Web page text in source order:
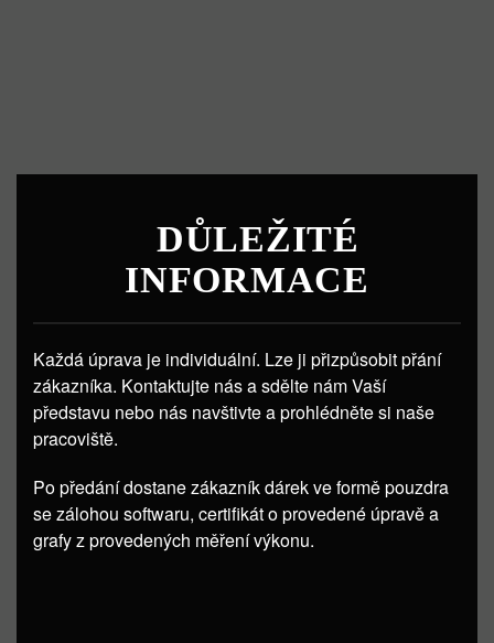
DŮLEŽITÉ
INFORMACE
Každá úprava je individuální. Lze ji přizpůsobit přání
zákazníka. Kontaktujte nás a sdělte nám Vaší
představu nebo nás navštivte a prohlédněte si naše
pracoviště.
Po předání dostane zákazník dárek ve formě pouzdra
se zálohou softwaru, certifikát o provedené úpravě a
grafy z provedených měření výkonu.